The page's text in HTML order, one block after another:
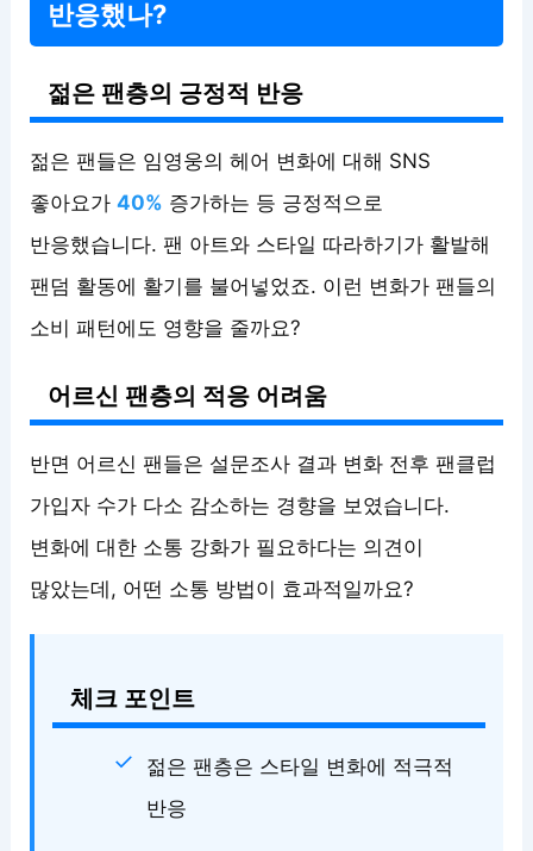
반응했나?
젊은 팬층의 긍정적 반응
젊은 팬들은 임영웅의 헤어 변화에 대해 SNS
좋아요가40% 증가하는 등 긍정적으로
반응했습니다. 팬 아트와 스타일 따라하기가 활발해
팬덤 활동에 활기를 불어넣었죠. 이런 변화가 팬들의
소비 패턴에도 영향을 줄까요?
어르신 팬층의 적응 어려움
반면 어르신 팬들은 설문조사 결과 변화 전후 팬클럽
가입자 수가 다소 감소하는 경향을 보였습니다.
변화에 대한 소통 강화가 필요하다는 의견이
많았는데, 어떤 소통 방법이 효과적일까요?
체크 포인트
젊은 팬층은 스타일 변화에 적극적
반응